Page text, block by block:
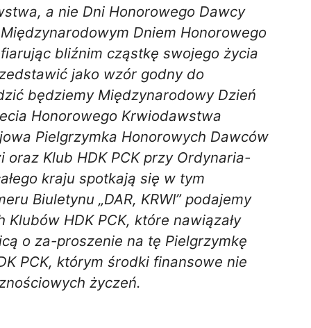
a nie Dni Honorowego Dawcy
Dniem Honorowego
bliźnim cząstkę swojego życia
jako wzór godny do
będziemy Międzynarodowy Dzień
Honorowego Krwiodawstwa
Pielgrzymka Honorowych Dawców
Klub HDK PCK przy Ordynaria-
kraju spotkają się w tym
Biuletynu „DAR, KRWI” podajemy
HDK PCK, które nawiązały
o za-proszenie na tę Pielgrzymkę
PCK, którym środki finansowe nie
życzeń.